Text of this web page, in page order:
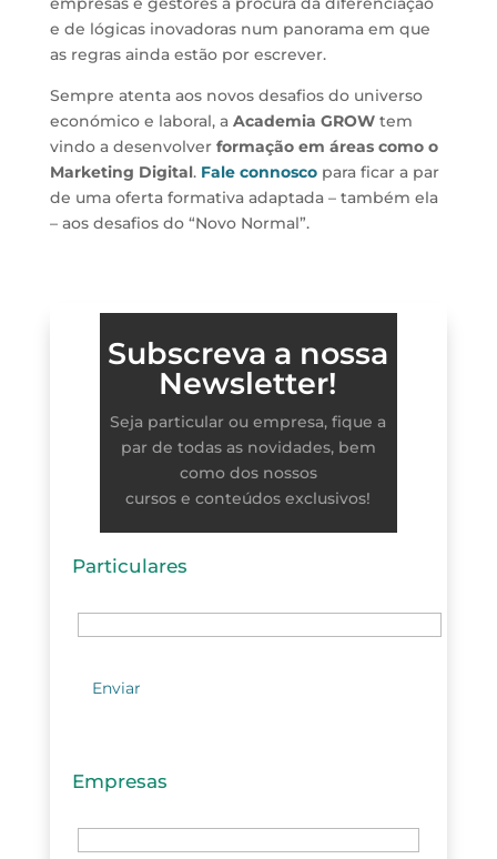
e de lógicas inovadoras num panorama em que
as regras ainda estão por escrever.
Sempre atenta aos novos desafios do universo
económico e laboral, a Academia GROWtem
vindo a desenvolverformação em áreas como o
Marketing Digital. Fale connoscopara ficar a par
de uma oferta formativa adaptada – também ela
– aos desafios do “Novo Normal”.
Subscreva a nossa
Newsletter!
Seja particular ou empresa, fique a
par de todas as novidades, bem
como dos nossos
cursos e conteúdos exclusivos!
Particulares
Empresas